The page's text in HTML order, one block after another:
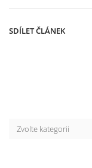
SDÍLET ČLÁNEK